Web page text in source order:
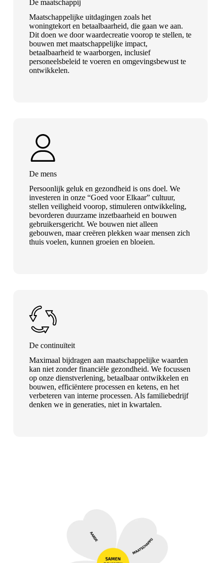
De maatschappij
Maatschappelijke uitdagingen zoals het
woningtekort en betaalbaarheid, die gaan we aan.
Dit doen we door waardecreatie voorop te stellen, te
bouwen met maatschappelijke impact,
betaalbaarheid te waarborgen, inclusief
personeelsbeleid te voeren en omgevingsbewust te
ontwikkelen.
De mens
Persoonlijk geluk en gezondheid is ons doel. We
investeren in onze “Goed voor Elkaar” cultuur,
stellen veiligheid voorop, stimuleren ontwikkeling,
bevorderen duurzame inzetbaarheid en bouwen
gebruikersgericht. We bouwen niet alleen
gebouwen, maar creëren plekken waar mensen zich
thuis voelen, kunnen groeien en bloeien.
De continuïteit
Maximaal bijdragen aan maatschappelijke waarden
kan niet zonder financiële gezondheid. We focussen
op onze dienstverlening, betaalbaar ontwikkelen en
bouwen, efficiëntere processen en ketens, en het
verbeteren van interne processen. Als familiebedrijf
denken we in generaties, niet in kwartalen.